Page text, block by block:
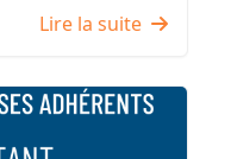
Lire la suite